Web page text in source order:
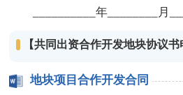
__________年________月
【共同出资合作开发地块协议
地块项目合作开发合同